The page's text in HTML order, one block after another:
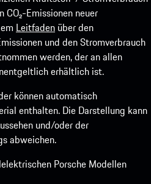
Emissionen neuer
Leitfaden über den
und den Stromverbrauch
werden, der an allen
erhältlich ist.
können automatisch
enthalten. Die Darstellung kann
und/oder der
abweichen.
Porsche Modellen